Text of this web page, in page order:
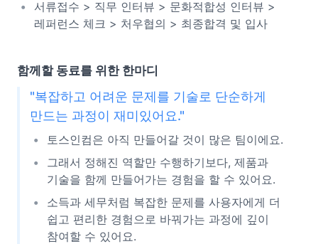
서류접수 > 직무 인터뷰 > 문화적합성 인터뷰 >
레퍼런스 체크 > 처우협의 > 최종합격 및 입사
함께할 동료를 위한 한마디
"복잡하고 어려운 문제를 기술로 단순하게
만드는 과정이 재미있어요."
토스인컴은 아직 만들어갈 것이 많은 팀이에요.
그래서 정해진 역할만 수행하기보다, 제품과
기술을 함께 만들어가는 경험을 할 수 있어요.
소득과 세무처럼 복잡한 문제를 사용자에게 더
쉽고 편리한 경험으로 바꿔가는 과정에 깊이
참여할 수 있어요.